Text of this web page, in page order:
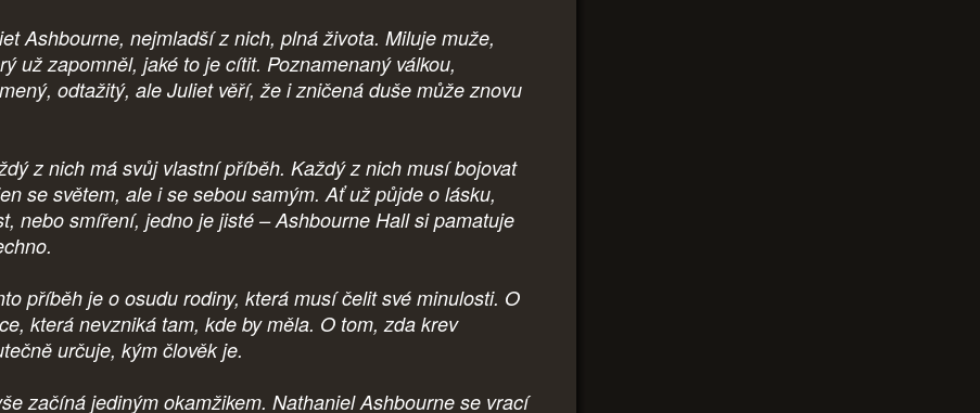
Ashbourne, nejmladší z nich, plná života. Miluje muže,
už zapomněl, jaké to je cítit. Poznamenaný válkou,
odtažitý, ale Juliet věří, že i zničená duše může znovu
z nich má svůj vlastní příběh. Každý z nich musí bojovat
se světem, ale i se sebou samým. Ať už půjde o lásku,
nebo smíření, jedno je jisté – Ashbourne Hall si pamatuje
příběh je o osudu rodiny, která musí čelit své minulosti. O
která nevzniká tam, kde by měla. O tom, zda krev
určuje, kým člověk je.
začíná jediným okamžikem. Nathaniel Ashbourne se vrací